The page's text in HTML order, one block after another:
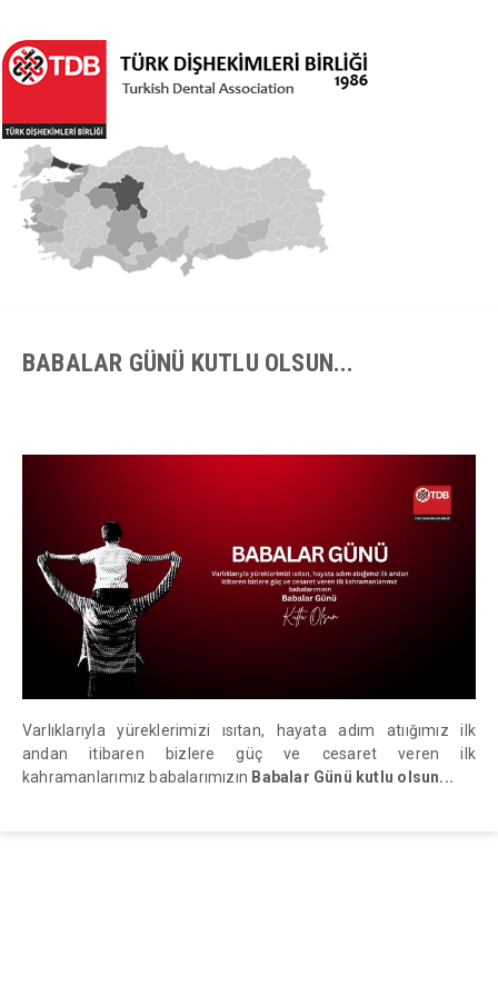
BABALAR GÜNÜ KUTLU OLSUN...
Varlıklarıyla yüreklerimizi ısıtan, hayata adım atıığımız ilk
andan itibaren bizlere güç ve cesaret veren ilk
kahramanlarımız babalarımızın Babalar Günü kutlu olsun...